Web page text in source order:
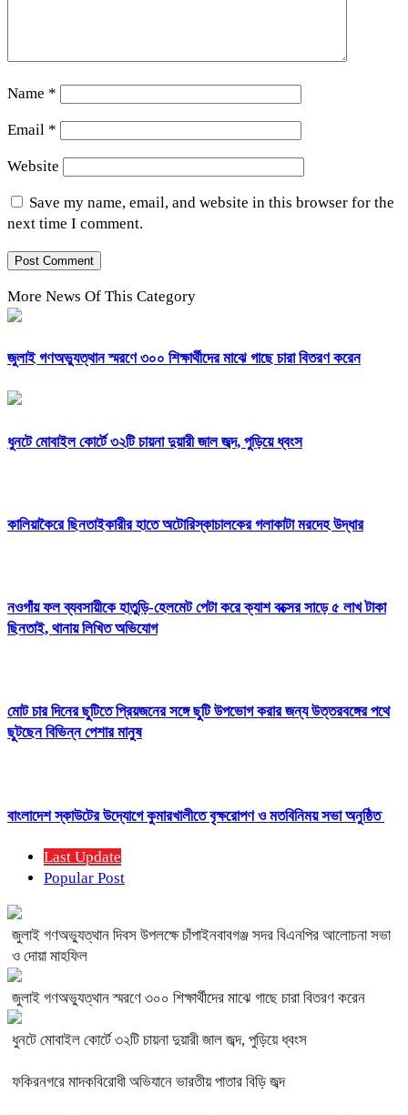
Name *
Email *
Website
Save my name, email, and website in this browser for the
next time I comment.
More News Of This Category
জুলাই গণঅভ্যুত্থান স্মরণে ৩০০ শিক্ষার্থীদের মাঝে গাছে চারা বিতরণ করেন
ধুনটে মোবাইল কোর্টে ৩২টি চায়না দুয়ারী জাল জব্দ, পুড়িয়ে ধ্বংস
কালিয়াকৈরে ছিনতাইকারীর হাতে অটোরিস্কাচালকের গলাকাটা মরদেহ উদ্ধার
নওগাঁয় ফল ব্যবসায়ীকে হাতুড়ি-হেলমেট পেটা করে ক্যাশ বক্সের সাড়ে ৫ লাখ টাকা
ছিনতাই, থানায় লিখিত অভিযোগ
মোট চার দিনের ছুটিতে প্রিয়জনের সঙ্গে ছুটি উপভোগ করার জন্য উত্তরবঙ্গের পথে
ছুটছেন বিভিন্ন পেশার মানুষ
বাংলাদেশ স্কাউটের উদ্যোগে কুমারখালীতে বৃক্ষরোপণ ও মতবিনিময় সভা অনুষ্ঠিত
Last Update
Popular Post
জুলাই গণঅভ্যুত্থান দিবস উপলক্ষে চাঁপাইনবাবগঞ্জ সদর বিএনপির আলোচনা সভা
ও দোয়া মাহফিল
জুলাই গণঅভ্যুত্থান স্মরণে ৩০০ শিক্ষার্থীদের মাঝে গাছে চারা বিতরণ করেন
ধুনটে মোবাইল কোর্টে ৩২টি চায়না দুয়ারী জাল জব্দ, পুড়িয়ে ধ্বংস
ফকিরনগরে মাদকবিরোধী অভিযানে ভারতীয় পাতার বিড়ি জব্দ